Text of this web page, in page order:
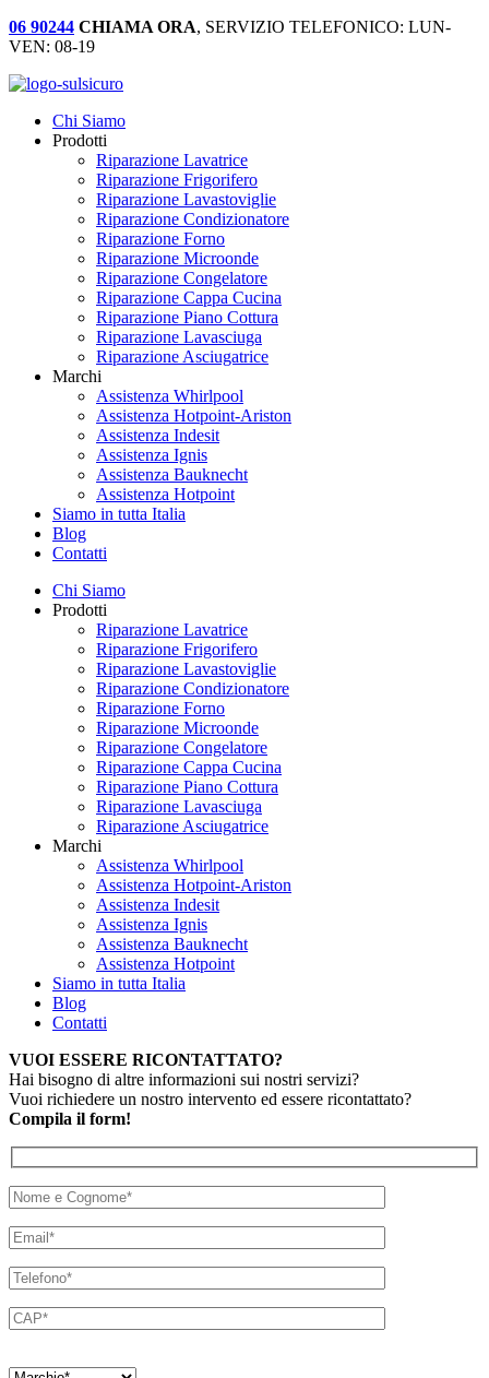
06 90244 CHIAMA ORA, SERVIZIO TELEFONICO: LUN-
VEN: 08-19
Chi Siamo
Prodotti
Riparazione Lavatrice
Riparazione Frigorifero
Riparazione Lavastoviglie
Riparazione Condizionatore
Riparazione Forno
Riparazione Microonde
Riparazione Congelatore
Riparazione Cappa Cucina
Riparazione Piano Cottura
Riparazione Lavasciuga
Riparazione Asciugatrice
Marchi
Assistenza Whirlpool
Assistenza Hotpoint-Ariston
Assistenza Indesit
Assistenza Ignis
Assistenza Bauknecht
Assistenza Hotpoint
Siamo in tutta Italia
Blog
Contatti
Chi Siamo
Prodotti
Riparazione Lavatrice
Riparazione Frigorifero
Riparazione Lavastoviglie
Riparazione Condizionatore
Riparazione Forno
Riparazione Microonde
Riparazione Congelatore
Riparazione Cappa Cucina
Riparazione Piano Cottura
Riparazione Lavasciuga
Riparazione Asciugatrice
Marchi
Assistenza Whirlpool
Assistenza Hotpoint-Ariston
Assistenza Indesit
Assistenza Ignis
Assistenza Bauknecht
Assistenza Hotpoint
Siamo in tutta Italia
Blog
Contatti
VUOI ESSERE RICONTATTATO?
Hai bisogno di altre informazioni sui nostri servizi?
Vuoi richiedere un nostro intervento ed essere ricontattato?
Compila il form!